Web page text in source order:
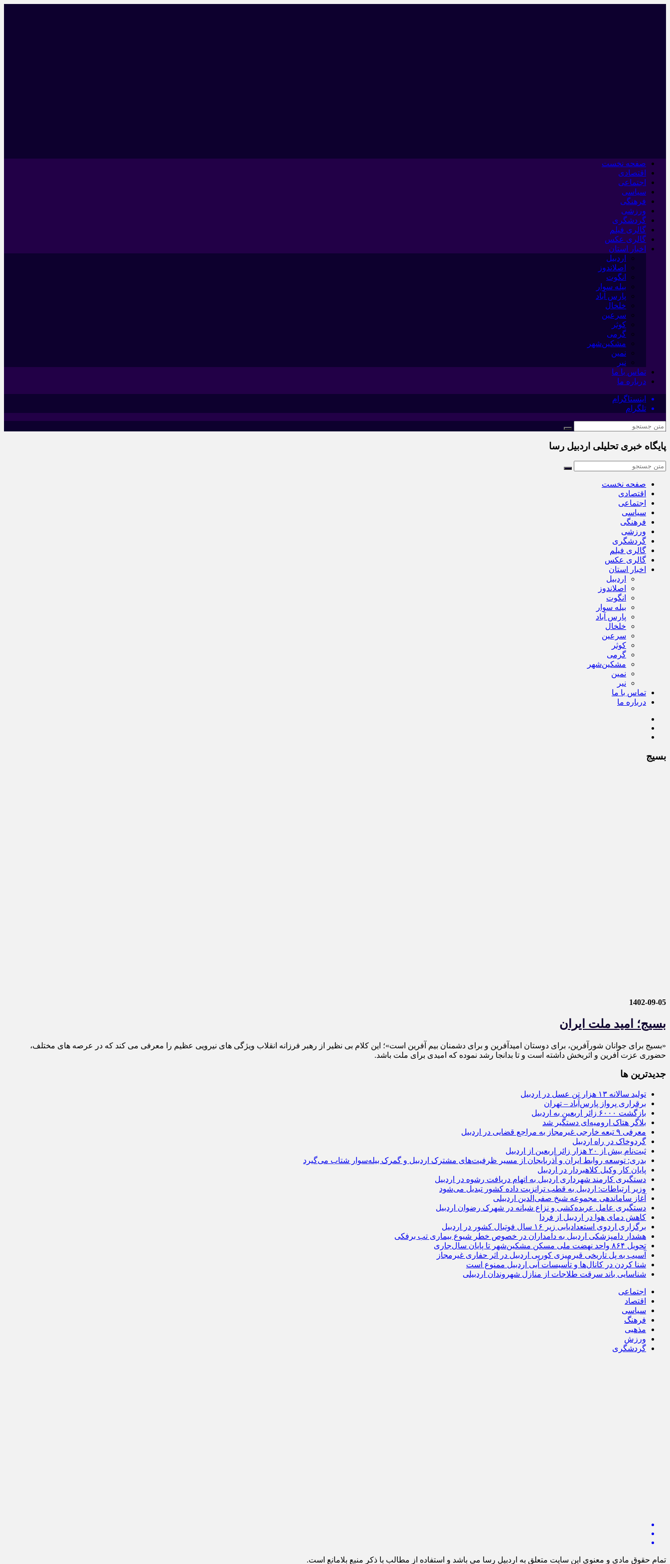
صفحه نخست
اقتصادی
اجتماعی
سیاسی
فرهنگی
ورزشی
گردشگری
گالری فیلم
گالری عکس
اخبار استان
اردبیل
اصلاندوز
انگوت
بیله سوار
پارس آباد
خلخال
سرعین
کوثر
گرمی
مشکین‌شهر
نمین
نیر
تماس با ما
درباره ما
اینستاگرام
تلگرام
پایگاه خبری تحلیلی اردبیل رسا
صفحه نخست
اقتصادی
اجتماعی
سیاسی
فرهنگی
ورزشی
گردشگری
گالری فیلم
گالری عکس
اخبار استان
اردبیل
اصلاندوز
انگوت
بیله سوار
پارس آباد
خلخال
سرعین
کوثر
گرمی
مشکین‌شهر
نمین
نیر
تماس با ما
درباره ما
بسیج
1402-09-05
بسیج؛ امید ملت ایران
«بسیج برای جوانان شورآفرین، برای دوستان امیدآفرین و برای دشمنان بیم آفرین است»؛ این کلام بی نظیر از رهبر فرزانه انقلاب ویژگی های نیرویی عظیم را معرفی می کند که در عرصه های مختلف،
حضوری عزت آفرین و اثربخش داشته است و تا بدانجا رشد نموده که امیدی برای ملت باشد.
جديدترين ها
تولید سالانه ۱۳ هزار تن عسل در اردبیل
برقراری پرواز پارس‌آباد – تهران
بازگشت ۶۰۰۰ زائر اربعین به اردبیل
بلاگر هتاک ارومیه‌ای دستگیر شد
معرفی ۹ تبعه خارجی غیرمجاز به مراجع قضایی در اردبیل
گردوخاک در راه اردبیل
ثبت‌نام بیش از ۲۰ هزار زائر اربعین از اردبیل
بدری: توسعه روابط ایران و آذربایجان از مسیر ظرفیت‌های مشترک اردبیل و گمرک بیله‌سوار شتاب می‌گیرد
پایان کار وکیل کلاهبردار در اردبیل
دستگیری کارمند شهرداری اردبیل به اتهام دریافت رشوه در اردبیل
وزیر ارتباطات: اردبیل به قطب ترانزیت داده کشور تبدیل می‌شود
آغاز ساماندهی مجموعه شیخ صفی‌الدین اردبیلی
دستگیری عامل عربده‌کشی و نزاع شبانه در شهرک رضوان اردبیل
کاهش دمای هوا در اردبیل از فردا
برگزاری اردوی استعدادیابی زیر ۱۶ سال فوتبال کشور در اردبیل
هشدار دامپزشکی اردبیل به دامداران در خصوص خطر شیوع بیماری تب برفکی
تحویل ۸۶۴ واحد نهضت ملی مسکن مشکین‌شهر تا پایان سال‌جاری
آسیب به پل تاریخی قیرمیزی کورپی اردبیل در اثر حفاری غیرمجاز
شنا کردن در کانال‌ها و تأسیسات آبی اردبیل ممنوع است
شناسایی باند سرقت طلاجات از منازل شهروندان اردبیلی
اجتماعی
اقتصاد
سیاسی
فرهنگ
مذهبی
ورزش
گردشگری
تمام حقوق مادی و معنوی این سایت متعلق به اردبیل رسا می باشد و استفاده از مطالب با ذکر منبع بلامانع است.